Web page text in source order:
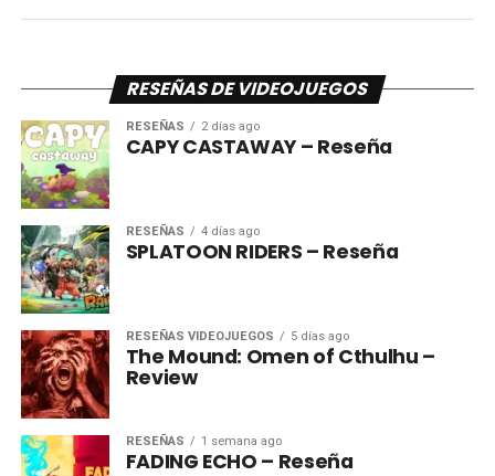
RESEÑAS DE VIDEOJUEGOS
RESEÑAS 2 días ago
CAPY CASTAWAY – Reseña
RESEÑAS 4 días ago
SPLATOON RIDERS – Reseña
RESEÑAS VIDEOJUEGOS 5 días ago
The Mound: Omen of Cthulhu –
Review
RESEÑAS 1 semana ago
FADING ECHO – Reseña